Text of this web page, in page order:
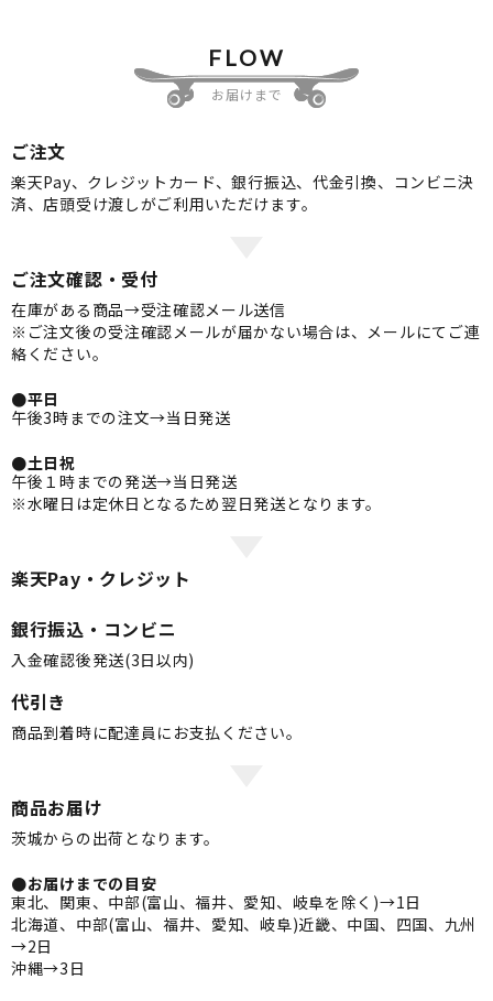
FLOW
お届けまで
ご注文
楽天Pay、クレジットカード、銀行振込、代金引換、コンビニ決
済、店頭受け渡しがご利用いただけます。
ご注文確認・受付
在庫がある商品→受注確認メール送信
※ご注文後の受注確認メールが届かない場合は、メールにてご連
絡ください。
●平日
午後3時までの注文→当日発送
●土日祝
午後１時までの発送→当日発送
※水曜日は定休日となるため翌日発送となります。
楽天Pay・クレジット
銀行振込・コンビニ
入金確認後発送(3日以内)
代引き
商品到着時に配達員にお支払ください。
商品お届け
茨城からの出荷となります。
●お届けまでの目安
東北、関東、中部(富山、福井、愛知、岐阜を除く)→1日
北海道、中部(富山、福井、愛知、岐阜)近畿、中国、四国、九州
→2日
沖縄→3日